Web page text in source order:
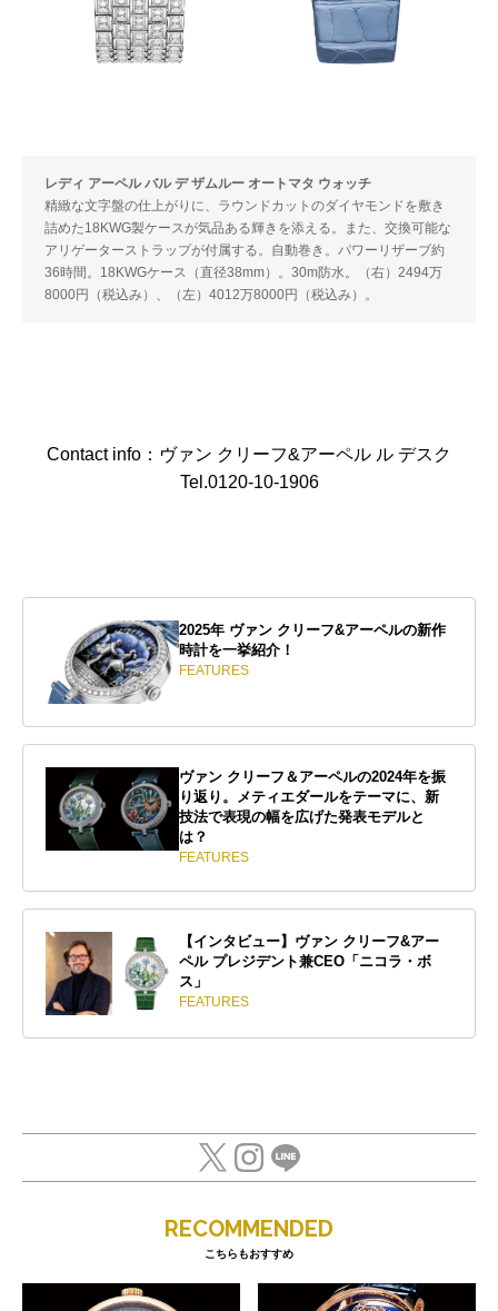
レディ アーペル バル デ ザムルー オートマタ ウォッチ
精緻な文字盤の仕上がりに、ラウンドカットのダイヤモンドを敷き
詰めた18KWG製ケースが気品ある輝きを添える。また、交換可能な
アリゲーターストラップが付属する。自動巻き。パワーリザーブ約
36時間。18KWGケース（直径38mm）。30m防水。（右）2494万
8000円（税込み）、（左）4012万8000円（税込み）。
Contact info：ヴァン クリーフ&アーペル ル デスク
Tel.0120-10-1906
2025年 ヴァン クリーフ&アーペルの新作
時計を一挙紹介！
FEATURES
ヴァン クリーフ＆アーペルの2024年を振
り返り。メティエダールをテーマに、新
技法で表現の幅を広げた発表モデルと
は？
FEATURES
【インタビュー】ヴァン クリーフ&アー
ペル プレジデント兼CEO「ニコラ・ボ
ス」
FEATURES
RECOMMENDED
こちらもおすすめ